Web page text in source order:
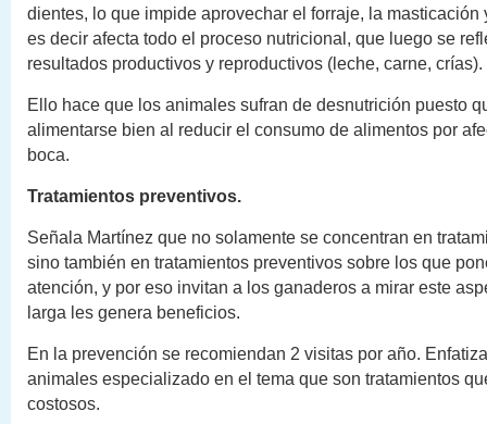
dientes, lo que impide aprovechar el forraje, la
es decir afecta todo el proceso nutricional, que luego se
resultados productivos y reproductivos (leche, carne, crías).
Ello hace que los animales sufran de desnutrición puesto
alimentarse bien al reducir el consumo de alimentos por
boca.
Tratamientos preventivos.
Señala Martínez que no solamente se concentran en
sino también en tratamientos preventivos sobre los que
atención, y por eso invitan a los ganaderos a mirar este
larga les genera beneficios.
En la prevención se recomiendan 2 visitas por año.
animales especializado en el tema que son tratamientos
costosos.